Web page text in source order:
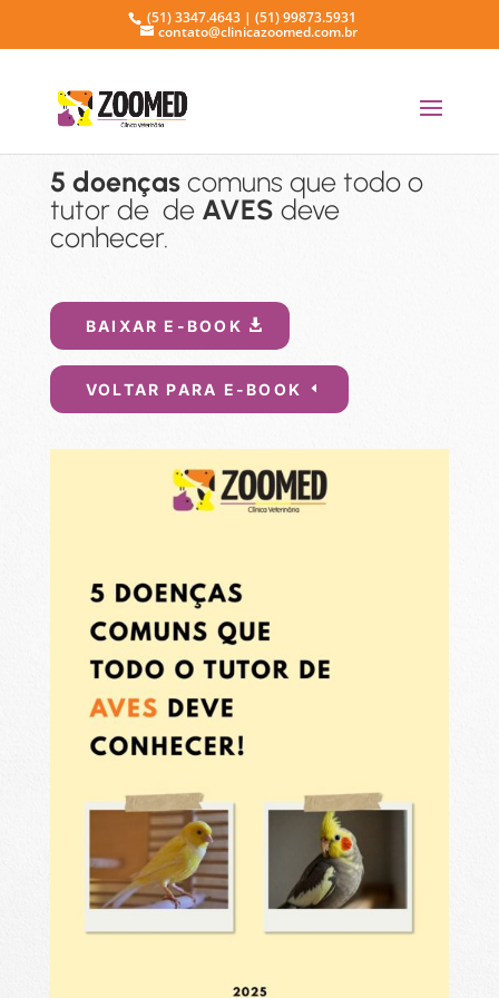
(51) 3347.4643 | (51) 99873.5931
contato@clinicazoomed.com.br
5 doençascomuns que todo o
tutor de de AVES deve
conhecer.
BAIXAR E-BOOK
VOLTAR PARA E-BOOK